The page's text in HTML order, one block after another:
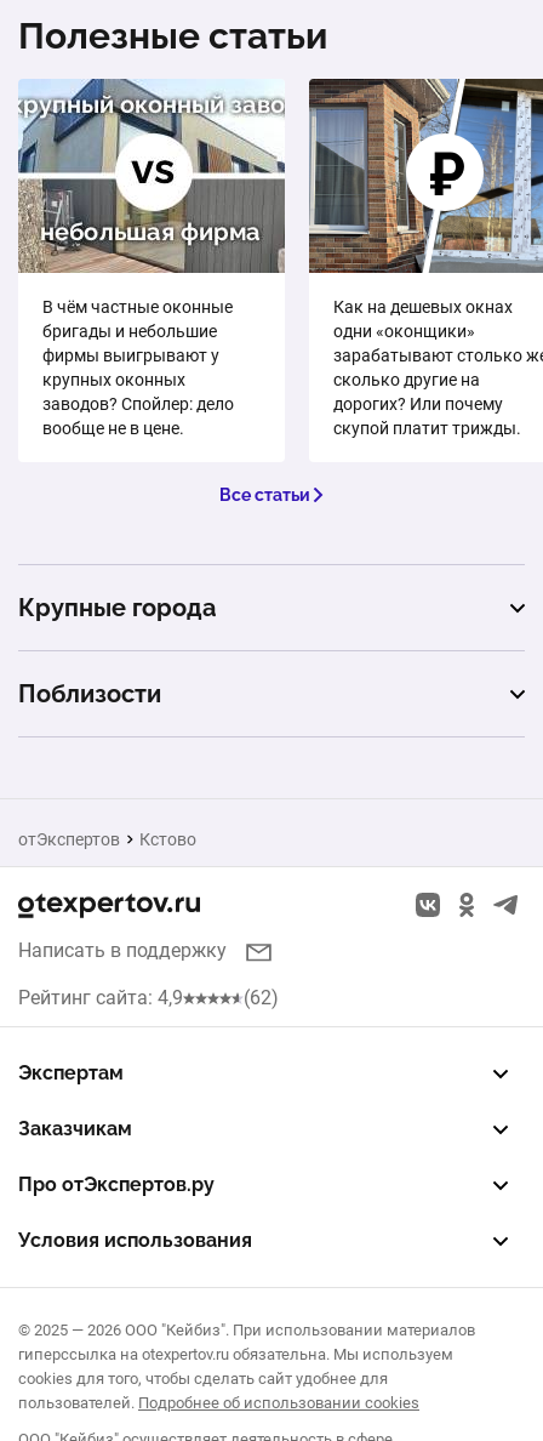
Полезные статьи
В чём частные оконные
бригады и небольшие
фирмы выигрывают у
крупных оконных
заводов? Спойлер: дело
вообще не в цене.
Как на дешевых окнах
одни «оконщики»
зарабатывают столько
сколько другие на
дорогих? Или почему
скупой платит трижды.
Все статьи
Крупные города
Красноярск
Нижний Новгород
Иркутск
Краснодар
Поблизости
Богородск
отЭкспертов Кстово
Написать в поддержку
Рейтинг сайта: 4,9 (62)
Экспертам
Заказчикам
Про отЭкспертов.ру
Условия использования
© 2025 — 2026 ООО "Кейбиз". При использовании материалов
гиперссылка на otexpertov.ru обязательна. Мы используем
cookies для того, чтобы сделать сайт удобнее для
пользователей. Подробнее об использовании cookies